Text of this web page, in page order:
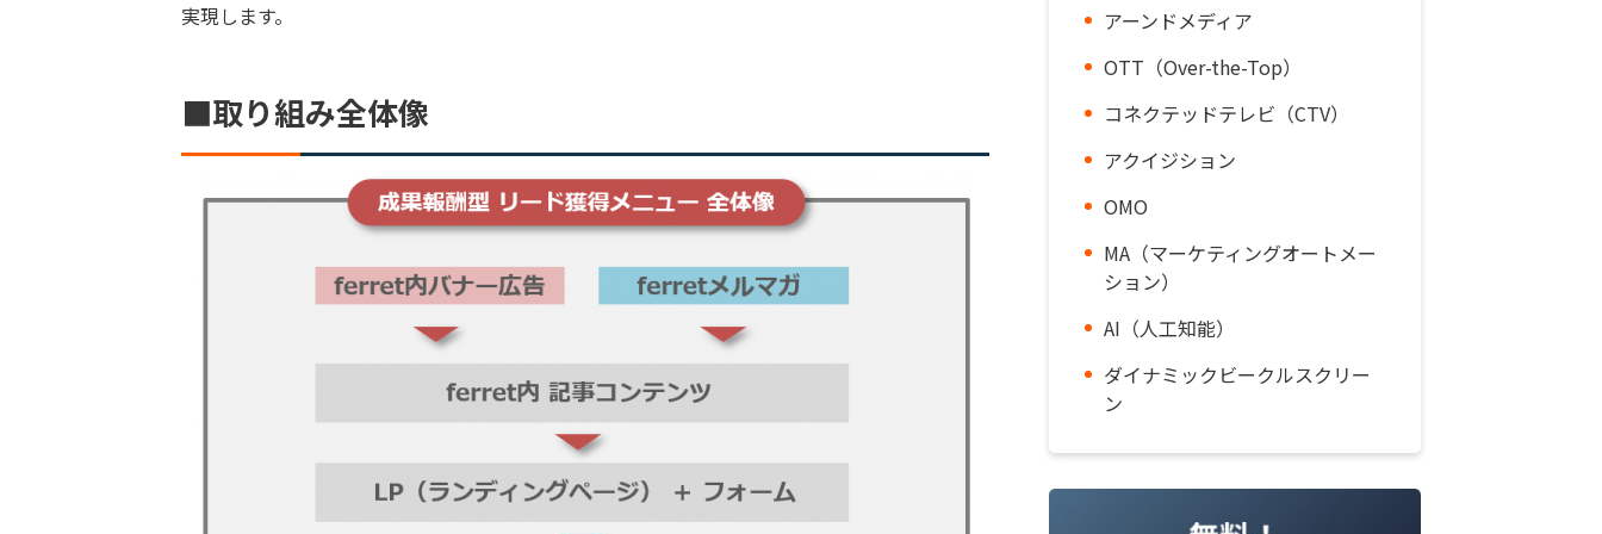
実現します。
■取り組み全体像
アーンドメディア
OTT（Over-the-Top）
コネクテッドテレビ（CTV）
アクイジション
OMO
MA（マーケティングオートメー
ション）
AI（人工知能）
ダイナミックビークルスクリー
ン